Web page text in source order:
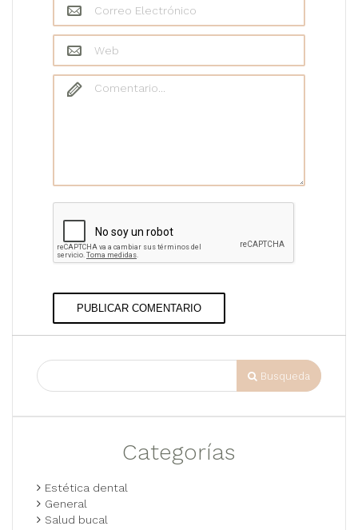
Comentario
PUBLICAR COMENTARIO
Busqueda
Categorías
Estética dental
General
Salud bucal